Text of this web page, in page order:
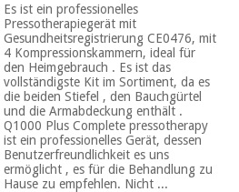
Es ist ein professionelles
Pressotherapiegerät mit
Gesundheitsregistrierung CE0476, mit
4 Kompressionskammern, ideal für
den Heimgebrauch . Es ist das
vollständigste Kit im Sortiment, da es
die beiden Stiefel , den Bauchgürtel
und die Armabdeckung enthält .
Q1000 Plus Complete pressotherapy
ist ein professionelles Gerät, dessen
Benutzerfreundlichkeit es uns
ermöglicht , es für die Behandlung zu
Hause zu empfehlen. Nicht ...